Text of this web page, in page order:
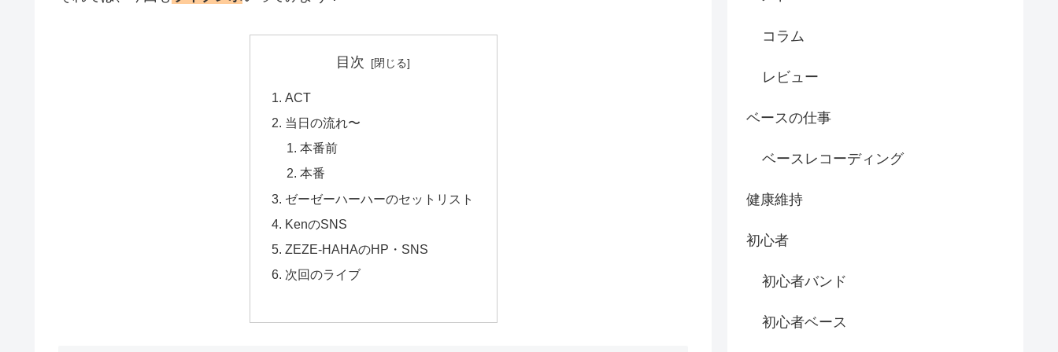
目次
ACT
当日の流れ〜
本番前
本番
ゼーゼーハーハーのセットリスト
KenのSNS
ZEZE-HAHAのHP・SNS
次回のライブ
コラム
レビュー
ベースの仕事
ベースレコーディング
健康維持
初心者
初心者バンド
初心者ベース